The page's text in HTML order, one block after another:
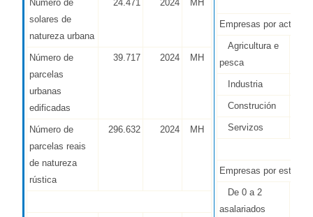
Número de
solares de
natureza urbana
24.471 2024 MH
Número de
parcelas
urbanas
edificadas
39.717 2024 MH
Número de
parcelas reais
de natureza
rústica
296.632 2024 MH
Empresas por
Agricultura e
pesca
Industria
Construción
Servizos
Empresas por estrato
De 0 a 2
asalariados